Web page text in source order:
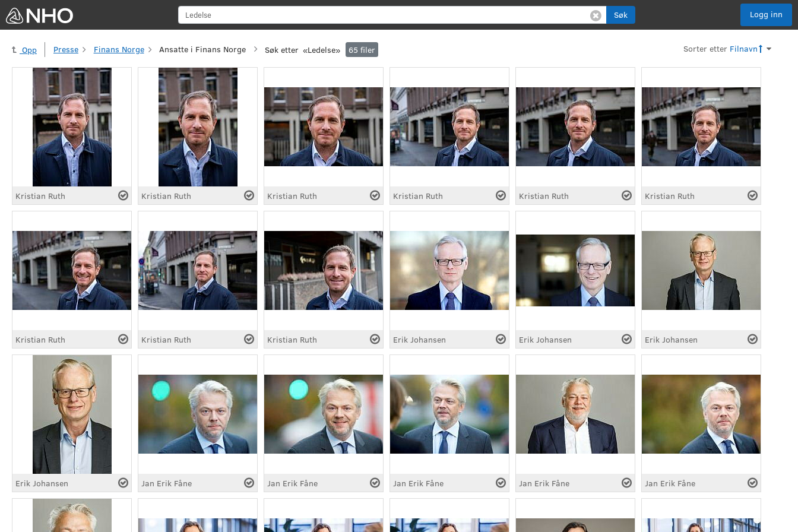
Søk Logg inn
Opp Presse Finans Norge Ansatte i Finans Norge Søk etter «Ledelse» 65 filer Sorter etter Filnavn
Kristian Ruth Kristian Ruth Kristian Ruth Kristian Ruth Kristian Ruth Kristian Ruth
Kristian Ruth Kristian Ruth Kristian Ruth Erik Johansen Erik Johansen Erik Johansen
Erik Johansen Jan Erik Fåne Jan Erik Fåne Jan Erik Fåne Jan Erik Fåne Jan Erik Fåne